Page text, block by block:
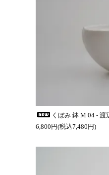
くぼみ 鉢 M 04 - 渡
6,800円(税込7,480円)